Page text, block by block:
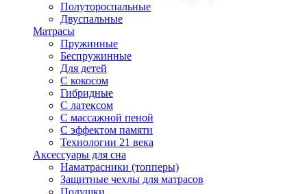
Полутороспальные
Двуспальные
Матрасы
Пружинные
Беспружинные
Для детей
C кокосом
Гибридные
С латексом
С массажной пеной
С эффектом памяти
Технологии 21 века
Аксессуары для сна
Наматрасники (топперы)
Защитные чехлы для матрасов
Подушки